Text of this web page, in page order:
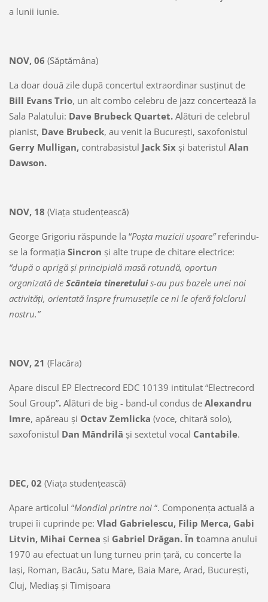
a lunii iunie.
NOV, 06 (Săptămâna)
La doar două zile după concertul extraordinar susţinut de
Bill Evans Trio, un alt combo celebru de jazz concertează la
Sala Palatului: Dave Brubeck Quartet.Alături de celebrul
pianist, Dave Brubeck, au venit la Bucureşti, saxofonistul
Gerry Mulligan, contrabasistul Jack Sixşi bateristul Alan
Dawson.
NOV, 18 (Viaţa studenţească)
George Grigoriu răspunde la “Poşta muzicii uşoare”referindu-
se la formaţia Sincron şi alte trupe de chitare electrice:
“după o aprigă şi principială masă rotundă, oportun
organizată de Scânteia tineretuluis-au pus bazele unei noi
activităţi, orientată înspre frumuseţile ce ni le oferă folclorul
nostru.”
NOV, 21 (Flacăra)
Apare discul EP Electrecord EDC 10139 intitulat “Electrecord
Soul Group”. Alături de big - band-ul condus de Alexandru
Imre, apăreau şi Octav Zemlicka (voce, chitară solo),
saxofonistul Dan Mândrilă şi sextetul vocal Cantabile.
DEC, 02 (Viaţa studenţească)
Apare articolul “Mondial printre noi“. Componenţa actuală a
trupei îi cuprinde pe: Vlad Gabrielescu, Filip Merca, Gabi
Litvin, Mihai Cernea şi Gabriel Drăgan. În toamna anului
1970 au efectuat un lung turneu prin ţară, cu concerte la
Iaşi, Roman, Bacău, Satu Mare, Baia Mare, Arad, Bucureşti,
Cluj, Mediaş şi Timişoara